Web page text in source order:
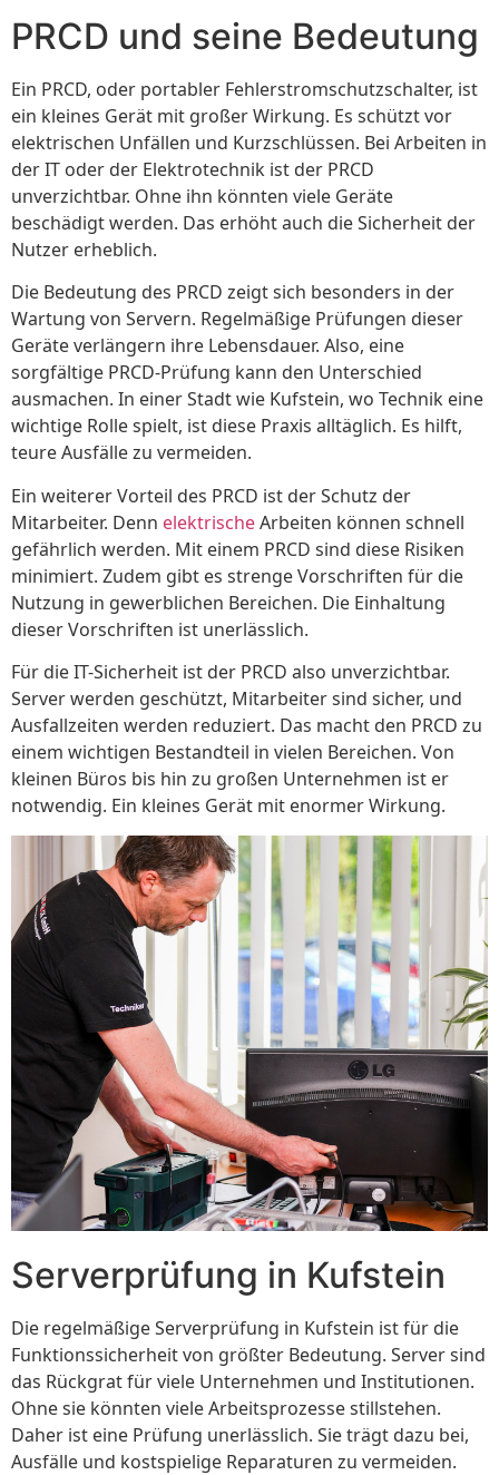
PRCD und seine Bedeutung
Ein PRCD, oder portabler Fehlerstromschutzschalter, ist
ein kleines Gerät mit großer Wirkung. Es schützt vor
elektrischen Unfällen und Kurzschlüssen. Bei Arbeiten in
der IT oder der Elektrotechnik ist der PRCD
unverzichtbar. Ohne ihn könnten viele Geräte
beschädigt werden. Das erhöht auch die Sicherheit der
Nutzer erheblich.
Die Bedeutung des PRCD zeigt sich besonders in der
Wartung von Servern. Regelmäßige Prüfungen dieser
Geräte verlängern ihre Lebensdauer. Also, eine
sorgfältige PRCD-Prüfung kann den Unterschied
ausmachen. In einer Stadt wie Kufstein, wo Technik eine
wichtige Rolle spielt, ist diese Praxis alltäglich. Es hilft,
teure Ausfälle zu vermeiden.
Ein weiterer Vorteil des PRCD ist der Schutz der
Mitarbeiter. Denn elektrischeArbeiten können schnell
gefährlich werden. Mit einem PRCD sind diese Risiken
minimiert. Zudem gibt es strenge Vorschriften für die
Nutzung in gewerblichen Bereichen. Die Einhaltung
dieser Vorschriften ist unerlässlich.
Für die IT-Sicherheit ist der PRCD also unverzichtbar.
Server werden geschützt, Mitarbeiter sind sicher, und
Ausfallzeiten werden reduziert. Das macht den PRCD zu
einem wichtigen Bestandteil in vielen Bereichen. Von
kleinen Büros bis hin zu großen Unternehmen ist er
notwendig. Ein kleines Gerät mit enormer Wirkung.
Serverprüfung in Kufstein
Die regelmäßige Serverprüfung in Kufstein ist für die
Funktionssicherheit von größter Bedeutung. Server sind
das Rückgrat für viele Unternehmen und Institutionen.
Ohne sie könnten viele Arbeitsprozesse stillstehen.
Daher ist eine Prüfung unerlässlich. Sie trägt dazu bei,
Ausfälle und kostspielige Reparaturen zu vermeiden.